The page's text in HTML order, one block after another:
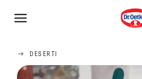
DESERTI